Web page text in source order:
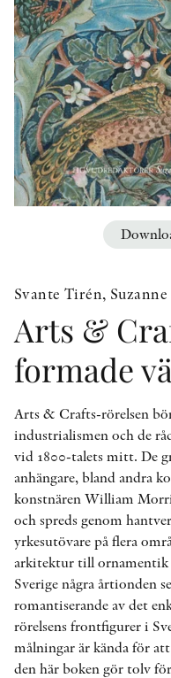
Svante Tirén,
Arts &
formade
Arts & Crafts-rörelsen
industrialismen och de
vid 1800-talets mitt. De
anhängare, bland andra
konstnären William
och spreds genom
yrkesutövare på flera
arkitektur till ornamentik
Sverige några årtionden
romantiserande av det
rörelsens frontfigurer i
målningar är kända för
den här boken gör tolv